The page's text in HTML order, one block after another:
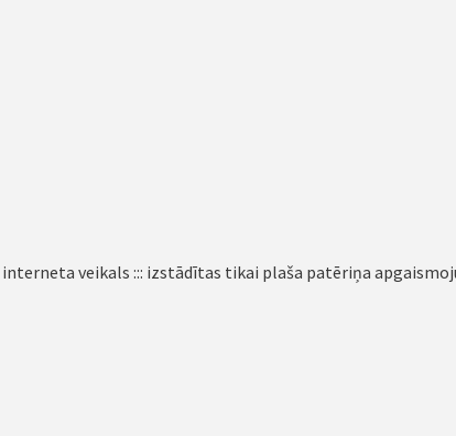
veikals ::: izstādītas tikai plaša patēriņa